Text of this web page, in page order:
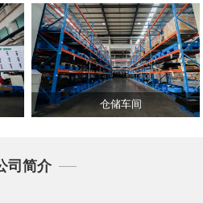
仓储车间
司简介